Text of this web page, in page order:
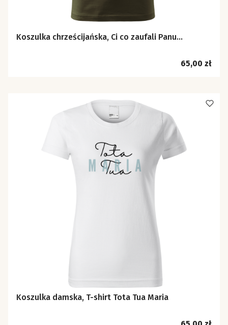
Koszulka chrześcijańska, Ci co zaufali Panu...
Cena
65,00 zł
Koszulka damska, T-shirt Tota Tua Maria